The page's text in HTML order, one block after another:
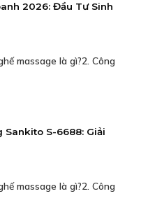
2026: Đầu Tư Sinh
massage là gì?2. Công
S-6688: Giải
massage là gì?2. Công